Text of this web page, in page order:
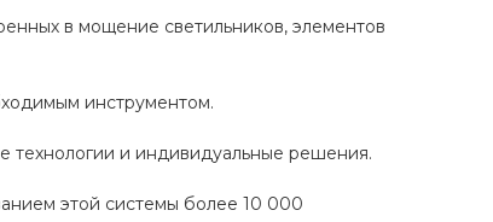
в мощение светильников, элементов
инструментом.
технологии и индивидуальные решения.
этой системы более 10 000